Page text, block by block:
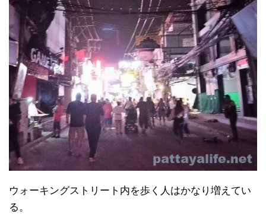
ウォーキングストリート内を歩く人はかなり増えてい
る。